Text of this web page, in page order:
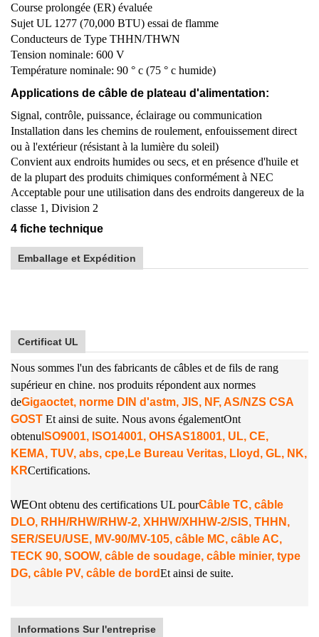
Course prolongée (ER) évaluée
Sujet UL 1277 (70,000 BTU) essai de flamme
Conducteurs de Type THHN/THWN
Tension nominale: 600 V
Température nominale: 90 ° c (75 ° c humide)
Applications de câble de plateau d'alimentation:
Signal, contrôle, puissance, éclairage ou communication
Installation dans les chemins de roulement, enfouissement direct
ou à l'extérieur (résistant à la lumière du soleil)
Convient aux endroits humides ou secs, et en présence d'huile et
de la plupart des produits chimiques conformément à NEC
Acceptable pour une utilisation dans des endroits dangereux de la
classe 1, Division 2
4 fiche technique
Emballage et Expédition
Certificat UL
Nous sommes l'un des fabricants de câbles et de fils de rang
supérieur en chine. nos produits répondent aux normes
deGigaoctet, norme DIN d'astm, JIS, NF, AS/NZS CSA
GOST Et ainsi de suite. Nous avons égalementOnt
obtenu ISO9001, ISO14001, OHSAS18001, UL, CE,
KEMA, TUV, abs, cpe,Le Bureau Veritas, Lloyd, GL, NK,
KRCertifications.
WEOnt obtenu des certifications UL pourCâble TC, câble
DLO, RHH/RHW/RHW-2, XHHW/XHHW-2/SIS, THHN,
SER/SEU/USE, MV-90/MV-105, câble MC, câble AC,
TECK 90, SOOW, câble de soudage, câble minier, type
DG, câble PV, câble de bordEt ainsi de suite.
Informations Sur l'entreprise